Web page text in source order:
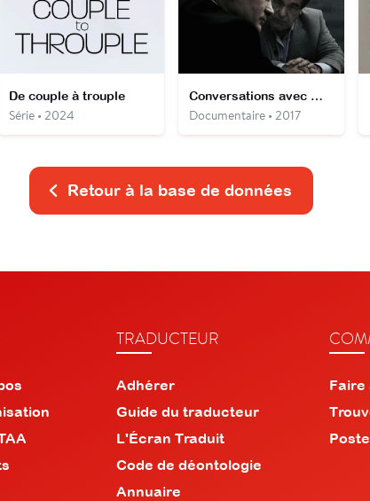
De couple à trouple
Série • 2024
Conversations avec Mr Poutine
Documentaire • 2017
Retour à la base de données
TRADUCTEUR
Adhérer
Guide du traducteur
L'Écran Traduit
Code de déontologie
Annuaire